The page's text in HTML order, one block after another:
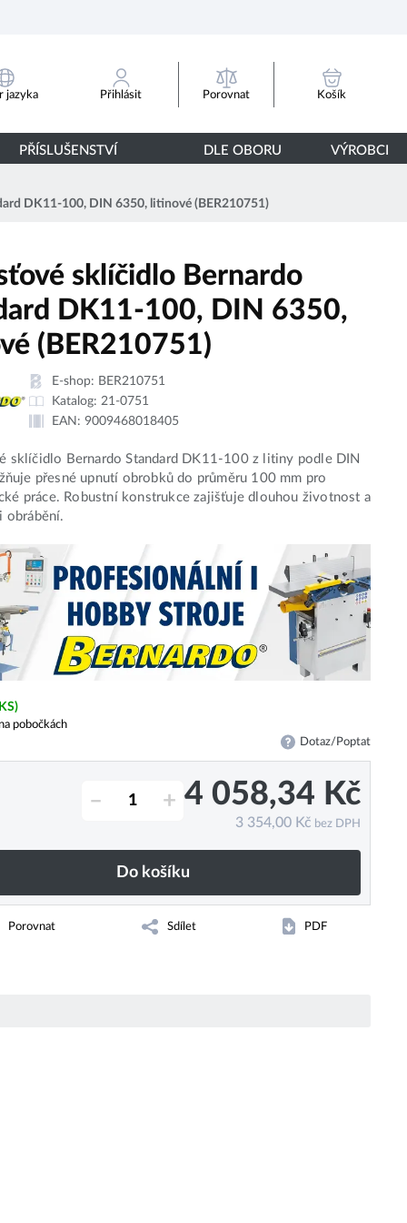
jazyka Přihlásit Porovnat Košík
PŘÍSLUŠENSTVÍ DLE OBORU VÝROBCI
DK11-100, DIN 6350, litinové (BER210751)
sklíčidlo Bernardo
DK11-100, DIN 6350,
(BER210751)
E-shop: BER210751
Katalog: 21-0751
EAN: 9009468018405
sklíčidlo Bernardo Standard DK11-100 z litiny podle DIN
přesné upnutí obrobků do průměru 100 mm pro
práce. Robustní konstrukce zajišťuje dlouhou životnost a
obrábění.
pobočkách
Dotaz/Poptat
– + 4 058,34 Kč
3 354,00 Kč bez DPH
Do košíku
Porovnat Sdílet PDF